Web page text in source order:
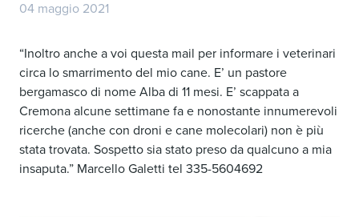
04 maggio 2021
“Inoltro anche a voi questa mail per informare i veterinari
circa lo smarrimento del mio cane. E’ un pastore
bergamasco di nome Alba di 11 mesi. E’ scappata a
Cremona alcune settimane fa e nonostante innumerevoli
ricerche (anche con droni e cane molecolari) non è più
stata trovata. Sospetto sia stato preso da qualcuno a mia
insaputa.” Marcello Galetti tel 335-5604692